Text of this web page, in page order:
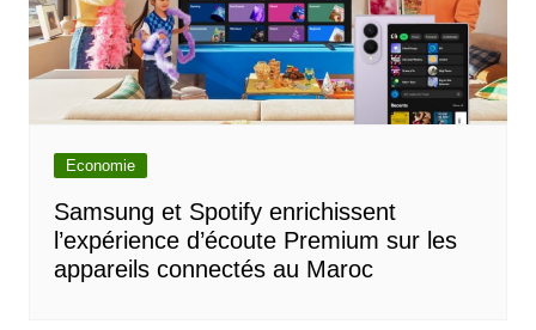
Economie
Samsung et Spotify enrichissent
l’expérience d’écoute Premium sur les
appareils connectés au Maroc